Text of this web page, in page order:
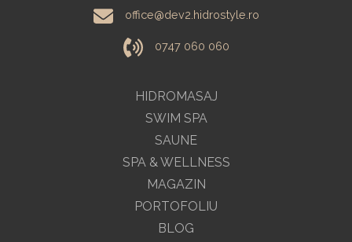
HIDROMASAJ
SWIM SPA
SAUNE
SPA & WELLNESS
MAGAZIN
office@dev2.hidrostyle.ro
0747 060 060
PORTOFOLIU
BLOG